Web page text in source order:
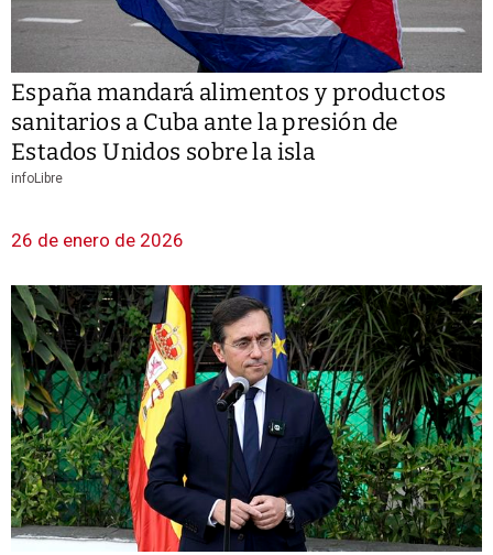
España mandará alimentos y productos
sanitarios a Cuba ante la presión de
Estados Unidos sobre la isla
infoLibre
26 de enero de 2026